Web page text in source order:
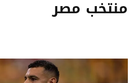
منتخب مصر